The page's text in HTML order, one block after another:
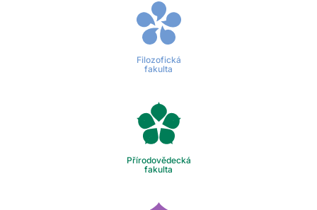
Filozofická
fakulta
Přírodovědecká
fakulta